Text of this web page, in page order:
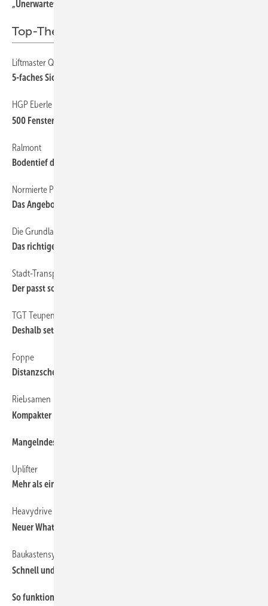
„Unerwartet gute Auftragslage“
Top-Thema
Liftmaster Quadro von Bohle
5-faches Sicherheitskonzept
HGP Eberle
500 Fenster in Rekordzeit aufgemessen
Ralmont
Bodentief dicht
Normierte PU-Schäume
Das Angebot vergleichen können
Die Grundlagen der Befestigungstechnik sind entscheidenD
Das richtige Wissen lohnt sich immer!
Stadt-Transporter von Hegla
Der passt sogar in die Tiefgarage
TGT Teupen stellt neue Hebe-Geräte vor
Deshalb setzen Monteure auf TGT
Foppe
Distanzscheiben für Brandschutzbefestigungen
Riebsamen
Kompakter Kraftprotz
Mangelndes Problembewusstsein beim Bauschaum-Recycling?
Uplifter
Mehr als ein neuer Glassworker
Heavydr ive
Neuer WhatsApp-Service
Baukastensystem TravFrame
Schnell und sicher
So funktioniert die Arbeitszeiterfassung für Monteure